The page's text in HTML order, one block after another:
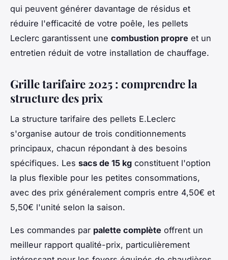
qui peuvent générer davantage de résidus et
réduire l'efficacité de votre poêle, les pellets
Leclerc garantissent une combustion propre et un
entretien réduit de votre installation de chauffage.
Grille tarifaire 2025 : comprendre la
structure des prix
La structure tarifaire des pellets E.Leclerc
s'organise autour de trois conditionnements
principaux, chacun répondant à des besoins
spécifiques. Les sacs de 15 kg constituent l'option
la plus flexible pour les petites consommations,
avec des prix généralement compris entre 4,50€ et
5,50€ l'unité selon la saison.
Les commandes par palette complète offrent un
meilleur rapport qualité-prix, particulièrement